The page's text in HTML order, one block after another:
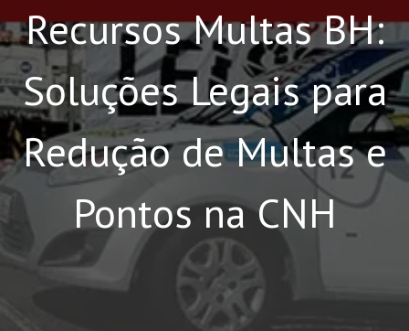
DEPOIMENTOS
CONTATO
(31) 3058-2819
(31) 98229-5662
(31) 98752-0612
Recursos Multas BH:
Soluções Legais para
Redução de Multas e
Pontos na CNH